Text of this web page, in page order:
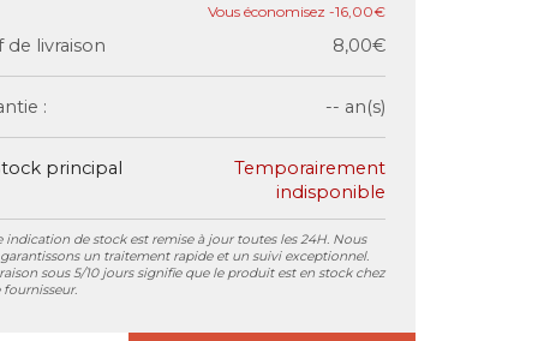
-16,00€
de livraison 8,00€
: -- an(s)
principal
Temporairement
indisponible
indication de stock est remise à jour toutes les 24H. Nous
un traitement rapide et un suivi exceptionnel.
sous 5/10 jours signifie que le produit est en stock chez
fournisseur.